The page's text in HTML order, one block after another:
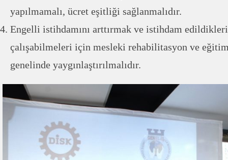
yapılmamalı, ücret eşitliği sağlanmalıdır.
Engelli istihdamını arttırmak ve istihdam edildikleri
çalışabilmeleri için mesleki rehabilitasyon ve
genelinde yaygınlaştırılmalıdır.